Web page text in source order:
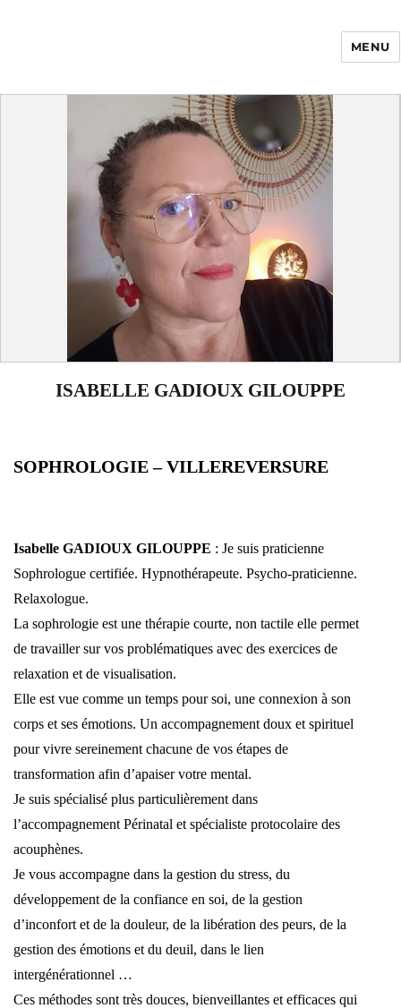
Enfance Made in
France
MENU
ISABELLE GADIOUX GILOUPPE
SOPHROLOGIE – VILLEREVERSURE
Isabelle GADIOUX GILOUPPE : Je suis praticienne
Sophrologue certifiée. Hypnothérapeute. Psycho-praticienne.
Relaxologue.
La sophrologie est une thérapie courte, non tactile elle permet
de travailler sur vos problématiques avec des exercices de
relaxation et de visualisation.
Elle est vue comme un temps pour soi, une connexion à son
corps et ses émotions. Un accompagnement doux et spirituel
pour vivre sereinement chacune de vos étapes de
transformation afin d’apaiser votre mental.
Je suis spécialisé plus particulièrement dans
l’accompagnement Périnatal et spécialiste protocolaire des
acouphènes.
Je vous accompagne dans la gestion du stress, du
développement de la confiance en soi, de la gestion
d’inconfort et de la douleur, de la libération des peurs, de la
gestion des émotions et du deuil, dans le lien
intergénérationnel …
Ces méthodes sont très douces, bienveillantes et efficaces qui